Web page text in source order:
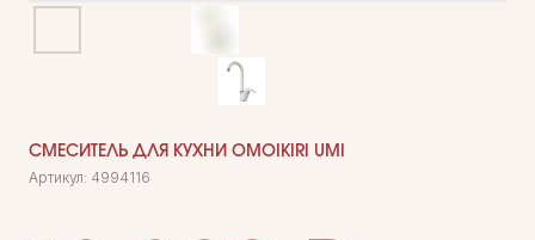
СМЕСИТЕЛЬ ДЛЯ КУХНИ OMOIKIRI UMI
Артикул: 4994116